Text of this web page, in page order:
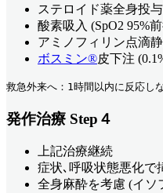
ステロイド薬全身投
酸素吸入 (SpO2 95%
アミノフィリン点滴
ボスミン®皮下注
救急外来へ：1時間以内に反応し
発作治療 Step４
上記治療継続
症状､呼吸状態悪化で
全身麻酔を考慮 (イソ